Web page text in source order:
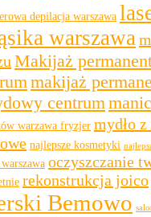
depilacja warszawa
warszawa
Makijaż
makijaż
centrum
warzawa fryzjer mydło
najlepsze kosmetyki
oczyszczanie
rekonstrukcja joico
Bemowo